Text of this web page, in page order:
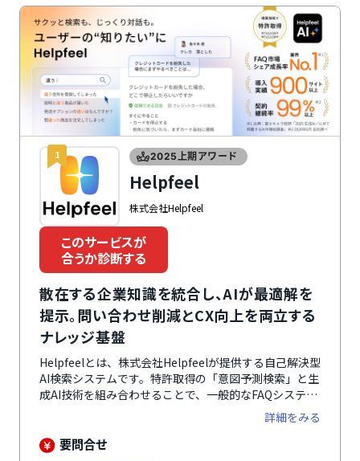
1 2025上期アワード
Helpfeel
株式会社Helpfeel
このサービスが
合うか診断する
散在する企業知識を統合し、AIが最適解を
提示。問い合わせ削減とCX向上を両立する
ナレッジ基盤
Helpfeelとは、株式会社Helpfeelが提供する自己解決型
AI検索システムです。特許取得の「意図予測検索」と生
成AI技術を組み合わせることで、一般的なFAQシステム
の約100倍の高速応答と、高い検索ヒット率を実現。キ
ーワードが完全一致しない「曖昧な表現」や「スペルミ
ス」からでも、AIがユーザーの意図を汲み取り、迷わず
詳細をみる
要問合せ